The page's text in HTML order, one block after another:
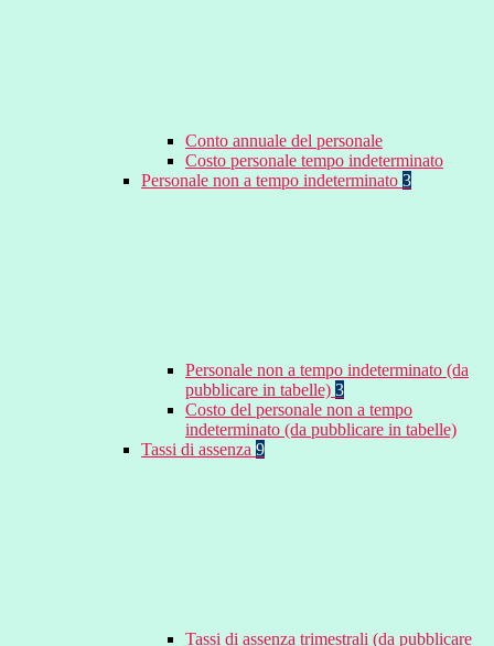
Conto annuale del personale
Costo personale tempo indeterminato
Personale non a tempo indeterminato 3
Personale non a tempo indeterminato (da
pubblicare in tabelle) 3
Costo del personale non a tempo
indeterminato (da pubblicare in tabelle)
Tassi di assenza 9
Tassi di assenza trimestrali (da pubblicare